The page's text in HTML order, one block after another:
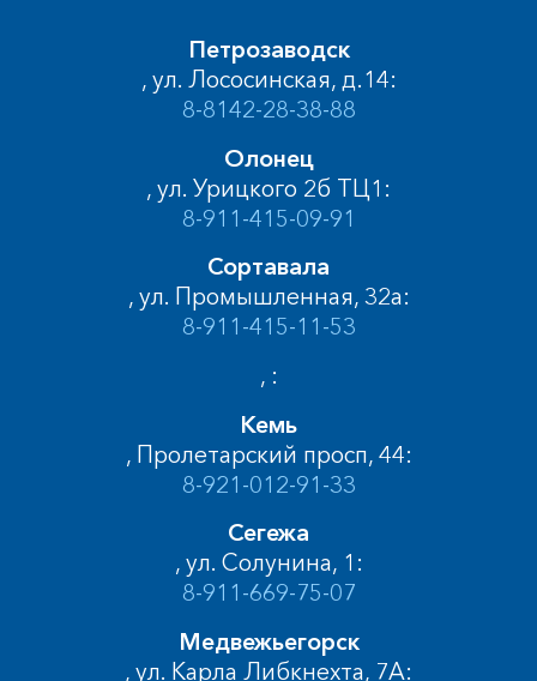
Петрозаводск
, ул. Лососинская, д.14:
8-8142-28-38-88
Олонец
, ул. Урицкого 2б ТЦ1:
8-911-415-09-91
Сортавала
, ул. Промышленная, 32а:
8-911-415-11-53
, :
Кемь
, Пролетарский просп, 44:
8-921-012-91-33
Сегежа
, ул. Солунина, 1:
8-911-669-75-07
Медвежьегорск
, ул. Карла Либкнехта, 7А: